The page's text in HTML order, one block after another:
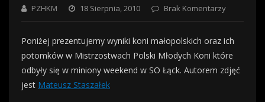
PZHKM 18 Sierpnia, 2010 Brak Komentarzy
Poniżej prezentujemy wyniki koni małopolskich oraz ich
potomków w Mistrzostwach Polski Młodych Koni które
odbyły się w miniony weekend w SO Łąck. Autorem zdjęć
jest Mateusz Staszałek